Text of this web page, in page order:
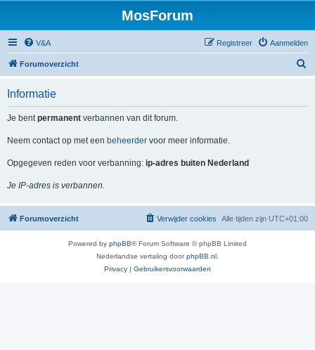
MosForum
V&A Aanmelden
Registreer
Forumoverzicht
Informatie
Je bentpermanent verbannen van dit forum.
Neem contact op met een beheerder voor meer informatie.
Opgegeven reden voor verbanning: ip-adres buiten Nederland
Je IP-adres is verbannen.
Forumoverzicht Alle tijden zijn UTC+01:00
Verwijder cookies
Powered by phpBB® Forum Software © phpBB Limited
Nederlandse vertaling doorphpBB.nl
Privacy | Gebruikersvoorwaarden